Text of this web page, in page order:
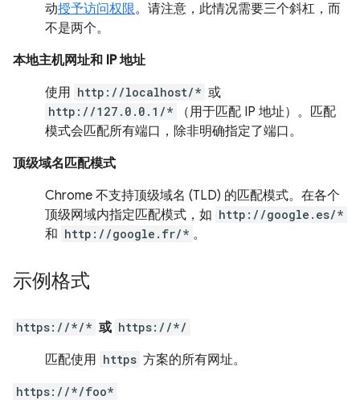
动授予访问权限。请注意，此情况需要三个斜杠，而
不是两个。
本地主机网址和 IP 地址
使用 http://localhost/* 或
http://127.0.0.1/*
（用于匹配 IP 地址）。匹配
模式会匹配所有端口，除非明确指定了端口。
顶级域名匹配模式
Chrome 不支持顶级域名 (TLD) 的匹配模式。 在各个
顶级网域内指定匹配模式，如 http://google.es/*
和 http://google.fr/* 。
示例格式
https://*/* 或 https://*/
匹配使用 https 方案的所有网址。
https://*/foo*